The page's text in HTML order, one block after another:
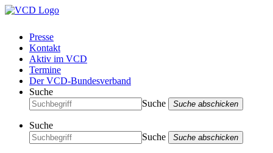
Presse
Kontakt
Aktiv im VCD
Termine
Der VCD-Bundesverband
Suche
Suche
Suche abschicken
Suche
Suche
Suche abschicken